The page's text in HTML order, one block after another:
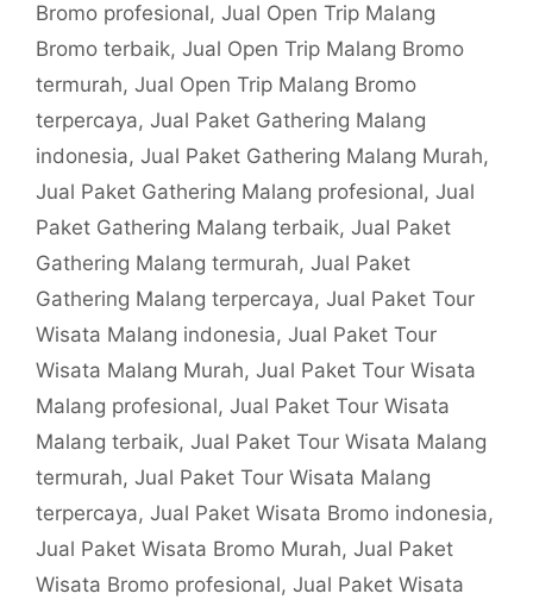
Bromo profesional, Jual Open Trip Malang
Bromo terbaik, Jual Open Trip Malang Bromo
termurah, Jual Open Trip Malang Bromo
terpercaya, Jual Paket Gathering Malang
indonesia, Jual Paket Gathering Malang Murah,
Jual Paket Gathering Malang profesional, Jual
Paket Gathering Malang terbaik, Jual Paket
Gathering Malang termurah, Jual Paket
Gathering Malang terpercaya, Jual Paket Tour
Wisata Malang indonesia, Jual Paket Tour
Wisata Malang Murah, Jual Paket Tour Wisata
Malang profesional, Jual Paket Tour Wisata
Malang terbaik, Jual Paket Tour Wisata Malang
termurah, Jual Paket Tour Wisata Malang
terpercaya, Jual Paket Wisata Bromo indonesia,
Jual Paket Wisata Bromo Murah, Jual Paket
Wisata Bromo profesional, Jual Paket Wisata